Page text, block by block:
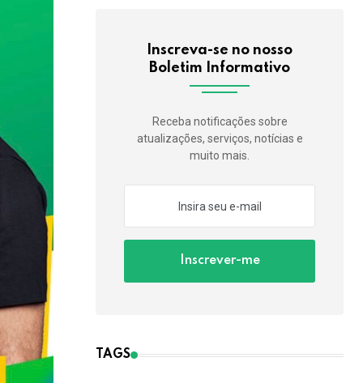
Inscreva-se no nosso
Boletim Informativo
Receba notificações sobre
atualizações, serviços, notícias e
muito mais.
Inscrever-me
TAGS